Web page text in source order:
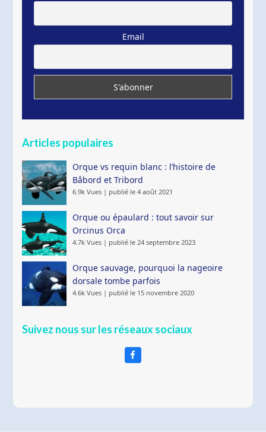
Email
Articles populaires
Orque vs requin blanc : l’histoire de
Bâbord et Tribord
6.9k Vues | publié le 4 août 2021
Orque ou épaulard : tout savoir sur
Orcinus Orca
4.7k Vues | publié le 24 septembre 2023
Orque sauvage, pourquoi la nageoire
dorsale tombe parfois
4.6k Vues | publié le 15 novembre 2020
Suivez nous sur les réseaux sociaux
Facebook